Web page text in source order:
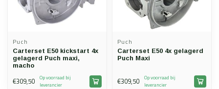
Puch
Carterset E50 kickstart 4x
gelagerd Puch maxi,
macho
€309,50
Op voorraad bij
leverancier
Puch
Carterset E50 4x gelagerd
Puch Maxi
€309,50
Op voorraad bij
leverancier